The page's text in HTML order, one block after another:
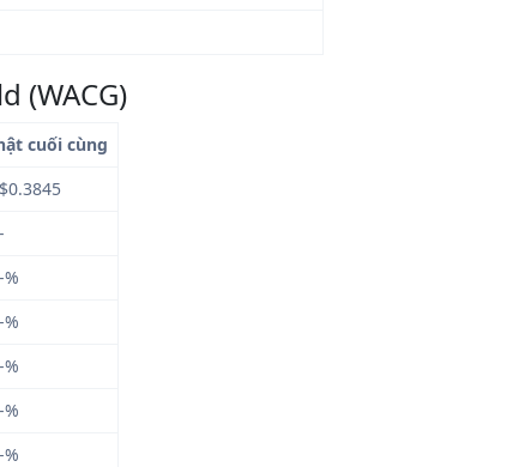
(WACG)
cuối cùng
$0.3845
-
-%
-%
-%
-%
-%